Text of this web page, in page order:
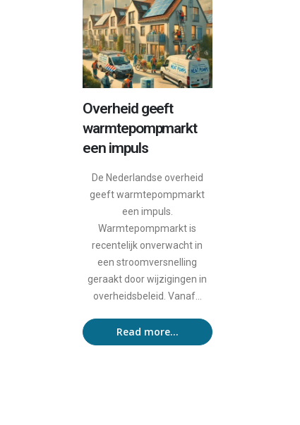
Overheid geeft
warmtepompmarkt
een impuls
De Nederlandse overheid
geeft warmtepompmarkt
een impuls.
Warmtepompmarkt is
recentelijk onverwacht in
een stroomversnelling
geraakt door wijzigingen in
overheidsbeleid. Vanaf...
Read more...